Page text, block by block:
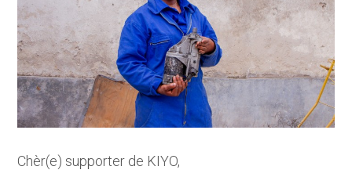
a
t
i
o
n
J
m
Chèr(e) supporter de KIYO,